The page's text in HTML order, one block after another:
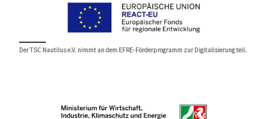
Der TSC Nautilus e.V. nimmt an dem EFRE-Förderprogramm zur Digitalisierung teil.